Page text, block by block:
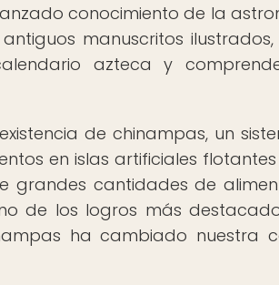
conocimiento de la
manuscritos
azteca y
de chinampas, un
en islas artificiales
grandes cantidades de
de los logros más
ha cambiado nuestra